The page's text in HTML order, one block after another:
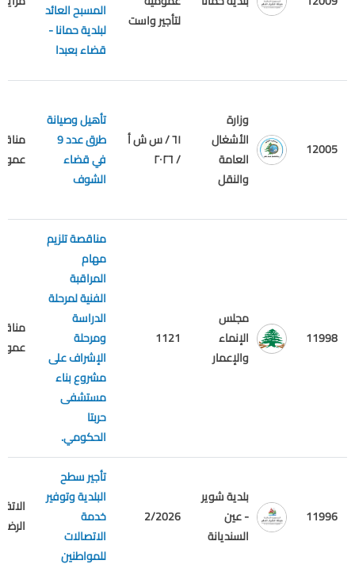
لتأجير واست
المسبح العائد
لبلدية حمانا -
قضاء بعبدا
12005
وزارة
الأشغال
العامة
والنقل
٦١ / س ش أ
/ ٢٠٢٦
تأهيل وصيانة
طرق عدد 9
في قضاء
الشوف
11998
مجلس
الإنماء
والإعمار
1121
مناقصة تلزيم
مهام
المراقبة
الفنية لمرحلة
الدراسة
ومرحلة
الإشراف على
مشروع بناء
مستشفى
حربتا
الحكومي.
11996
بلدية شوير
- عين
السنديانة
2/2026
تأجير سطح
البلدية وتوفير
خدمة
الاتصالات
للمواطنين